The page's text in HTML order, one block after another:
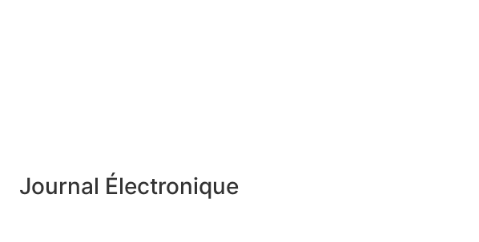
Journal Électronique